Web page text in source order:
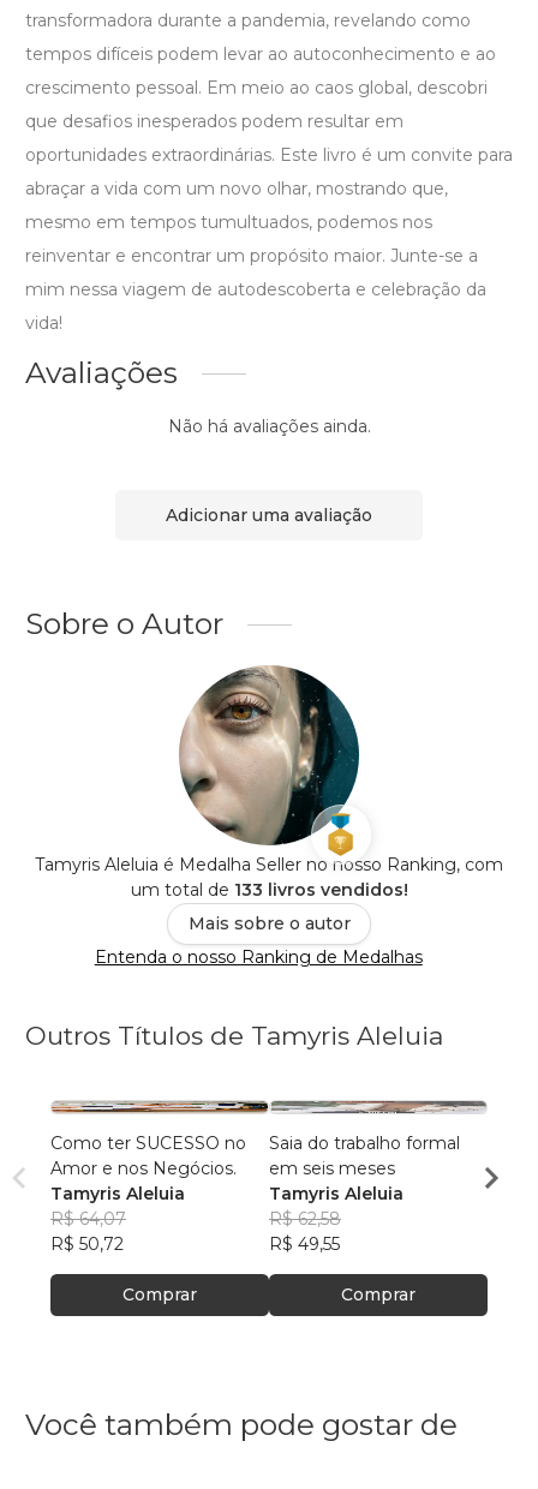
transformadora durante a pandemia, revelando como
tempos difíceis podem levar ao autoconhecimento e ao
crescimento pessoal. Em meio ao caos global, descobri
que desafios inesperados podem resultar em
oportunidades extraordinárias. Este livro é um convite para
abraçar a vida com um novo olhar, mostrando que,
mesmo em tempos tumultuados, podemos nos
reinventar e encontrar um propósito maior. Junte-se a
mim nessa viagem de autodescoberta e celebração da
vida!
Avaliações
Não há avaliações ainda.
Adicionar uma avaliação
Sobre o Autor
Tamyris Aleluia é Medalha Seller no nosso Ranking, com
um total de 133 livros vendidos!
Mais sobre o autor
Entenda o nosso Ranking de Medalhas
Outros Títulos de Tamyris Aleluia
Como ter SUCESSO no
Amor e nos Negócios.
Tamyris Aleluia
R$ 64,07
R$ 50,72
Comprar
Saia do trabalho formal
em seis meses
Tamyris Aleluia
R$ 62,58
R$ 49,55
Comprar
Você também pode gostar de